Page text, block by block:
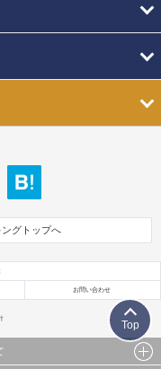
グトップへ
お問い合わせ
Top